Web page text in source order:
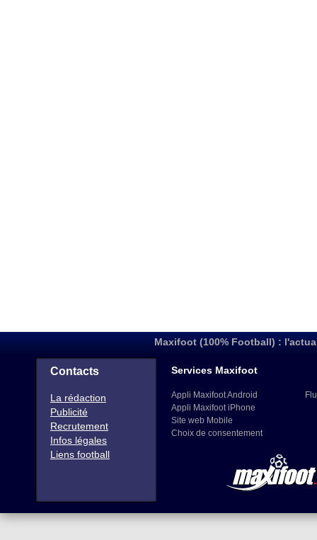
Maxifoot (100% Football) :
Contacts
La rédaction
Publicité
Recrutement
Infos légales
Liens football
Services Maxifoot
Appli Maxifoot Android
Appli Maxifoot iPhone
Site web Mobile
Choix de consentement